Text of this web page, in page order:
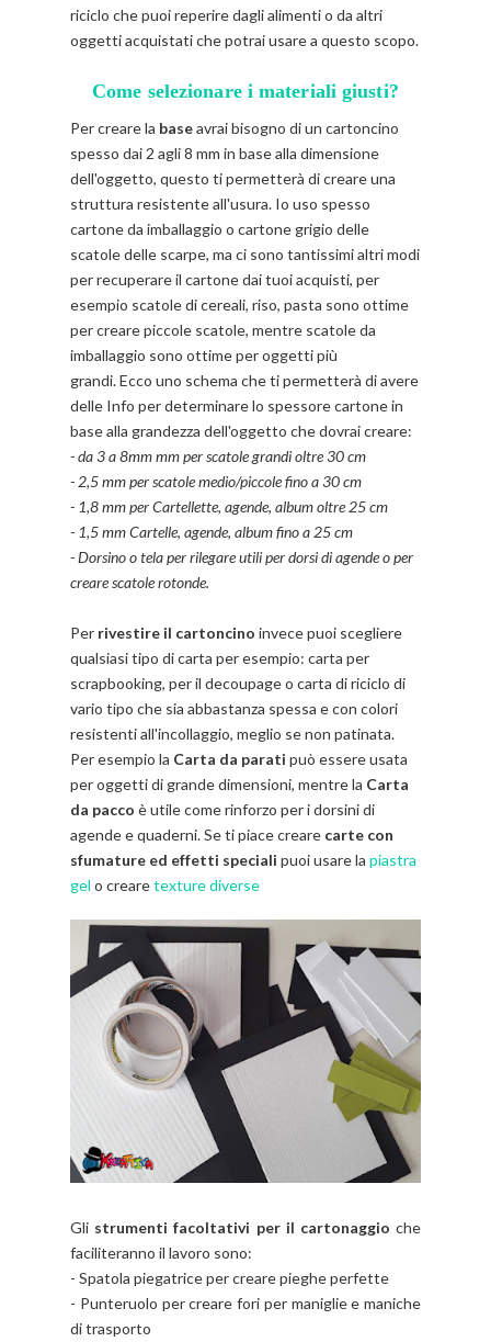
riciclo che puoi reperire dagli alimenti o da altri
oggetti acquistati che potrai usare a questo scopo.
Come selezionare i materiali giusti?
Per creare la baseavrai bisogno di un cartoncino
spesso dai 2 agli 8 mm in base alla dimensione
dell'oggetto, questo ti permetterà di creare una
struttura resistente all'usura. Io uso spesso
cartone da imballaggio o cartone grigio delle
scatole delle scarpe, ma ci sono tantissimi altri modi
per recuperare il cartone dai tuoi acquisti, per
esempio scatole di cereali, riso, pasta sono ottime
per creare piccole scatole, mentre scatole da
imballaggio sono ottime per oggetti più
grandi. Ecco uno schema che ti permetterà di avere
delle Info per determinare lo spessore cartone in
base alla grandezza dell'oggetto che dovrai creare:
- da 3 a 8mm mm per scatole grandi oltre 30 cm
- 2,5 mm per scatole medio/piccole fino a 30 cm
- 1,8 mm per Cartellette, agende, album oltre 25 cm
- 1,5 mm Cartelle, agende, album fino a 25 cm
- Dorsino o tela per rilegare utili per dorsi di agende o per
creare scatole rotonde.
Per rivestire il cartoncino invece puoi scegliere
qualsiasi tipo di carta per esempio: carta per
scrapbooking, per il decoupage o carta di riciclo di
vario tipo che sia abbastanza spessa e con colori
resistenti all'incollaggio, meglio se non patinata.
Per esempio la Carta da parati può essere usata
per oggetti di grande dimensioni, mentre la Carta
da pacco è utile come rinforzo per i dorsini di
agende e quaderni. Se ti piace creare carte con
sfumature ed effetti speciali puoi usare la piastra
gel o crearetexture diverse
Gli strumenti facoltativi per il cartonaggio che
faciliteranno il lavoro sono:
- Spatola piegatrice per creare pieghe perfette
- Punteruolo per creare fori per maniglie e maniche
di trasporto